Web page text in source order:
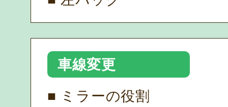
車線変更
■ ミラーの役割